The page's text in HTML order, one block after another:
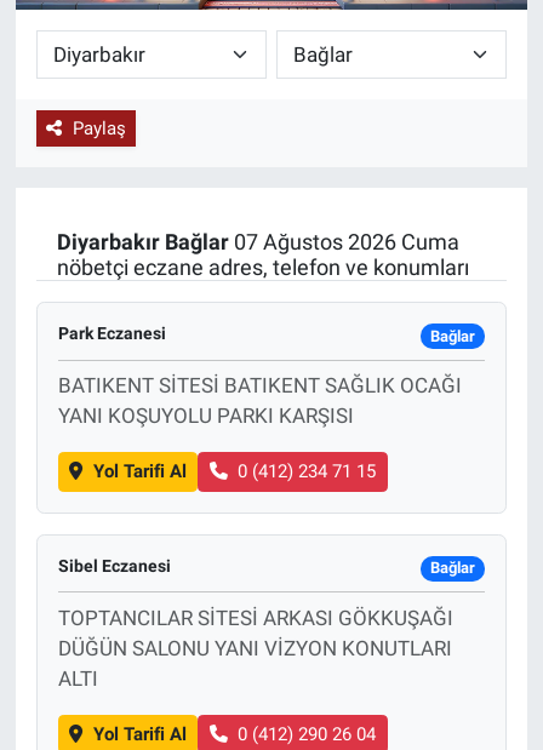
Paylaş
Diyarbakır Bağlar07 Ağustos 2026 Cuma
nöbetçi eczane adres, telefon ve konumları
Park Eczanesi Bağlar
BATIKENT SİTESİ BATIKENT SAĞLIK OCAĞI
YANI KOŞUYOLU PARKI KARŞISI
Yol Tarifi Al 0 (412) 234 71 15
Sibel Eczanesi Bağlar
TOPTANCILAR SİTESİ ARKASI GÖKKUŞAĞI
DÜĞÜN SALONU YANI VİZYON KONUTLARI
ALTI
Yol Tarifi Al 0 (412) 290 26 04
KÜLTÜR-SANAT
Yerel Haber
SPOR